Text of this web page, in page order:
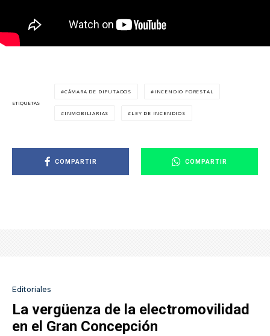
ETIQUETAS
CÁMARA DE DIPUTADOS INCENDIO FORESTAL
INMOBILIARIAS LEY DE INCENDIOS
COMPARTIR COMPARTIR
Editoriales
La vergüenza de la electromovilidad
en el Gran Concepción